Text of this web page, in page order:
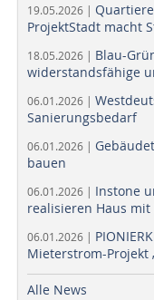
19.05.2026 |
ProjektStadt macht
18.05.2026 | Blau-
widerstandsfähige
06.01.2026 |
Sanierungsbedarf
06.01.2026 |
bauen
06.01.2026 | Instone
realisieren Haus
06.01.2026 |
Mieterstrom-Projekt
Alle News